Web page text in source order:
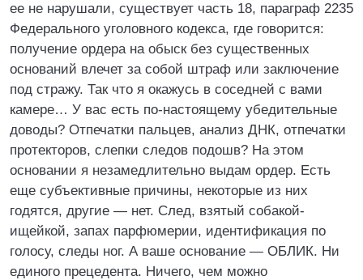
ее не нарушали, существует часть 18, параграф 2235
Федерального уголовного кодекса, где говорится:
получение ордера на обыск без существенных
оснований влечет за собой штраф или заключение
под стражу. Так что я окажусь в соседней с вами
камере… У вас есть по-настоящему убедительные
доводы? Отпечатки пальцев, анализ ДНК, отпечатки
протекторов, слепки следов подошв? На этом
основании я незамедлительно выдам ордер. Есть
еще субъективные причины, некоторые из них
годятся, другие — нет. След, взятый собакой-
ищейкой, запах парфюмерии, идентификация по
голосу, следы ног. А ваше основание — ОБЛИК. Ни
единого прецедента. Ничего, чем можно